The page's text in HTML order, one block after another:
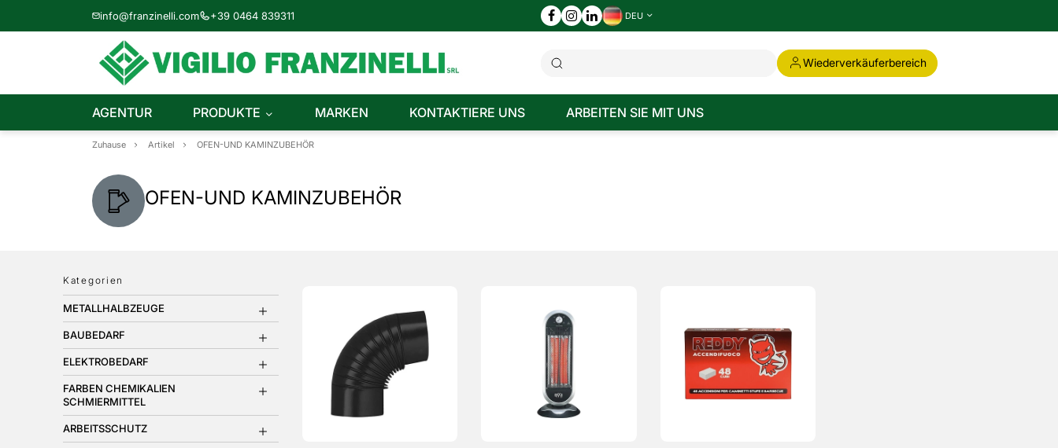
info@franzinelli.com +39 0464 839311 DEU
Wiederverkäuferbereich
AGENTUR PRODUKTE MARKEN KONTAKTIERE UNS ARBEITEN SIE MIT UNS
Zuhause Artikel OFEN-UND KAMINZUBEHÖR
OFEN-UND KAMINZUBEHÖR
Kategorien
METALLHALBZEUGE
BAUBEDARF
ELEKTROBEDARF
FARBEN CHEMIKALIEN
SCHMIERMITTEL
ARBEITSSCHUTZ